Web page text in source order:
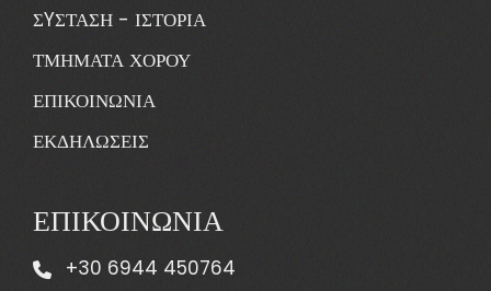
ΣYΣΤΑΣΗ - ΙΣΤΟΡΙΑ
ΤΜΗΜΑΤΑ ΧΟΡΟΥ
ΕΠΙΚΟΙΝΩΝΙΑ
ΕΚΔΗΛΩΣΕΙΣ
ΕΠΙΚΟΙΝΩΝΙΑ
+30 6944 450764